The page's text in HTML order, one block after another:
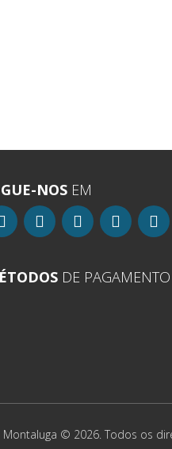
NOS EM
DE PAGAMENTO
Montaluga © 2026. Todos os